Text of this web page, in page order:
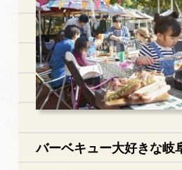
バーベキュー大好きな岐